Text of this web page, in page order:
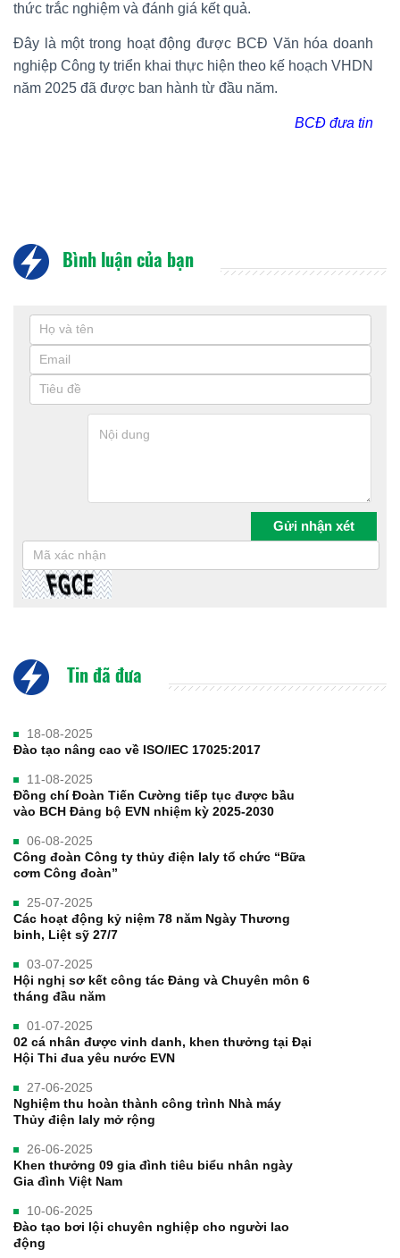
thức trắc nghiệm và đánh giá kết quả.
Đây là một trong hoạt động được BCĐ Văn hóa doanh
nghiệp Công ty triển khai thực hiện theo kế hoạch VHDN
năm 2025 đã được ban hành từ đầu năm.
BCĐ đưa tin
Bình luận của bạn
Tin đã đưa
18-08-2025
Đào tạo nâng cao về ISO/IEC 17025:2017
11-08-2025
Đồng chí Đoàn Tiến Cường tiếp tục được bầu
vào BCH Đảng bộ EVN nhiệm kỳ 2025-2030
06-08-2025
Công đoàn Công ty thủy điện Ialy tổ chức “Bữa
cơm Công đoàn”
25-07-2025
Các hoạt động kỷ niệm 78 năm Ngày Thương
binh, Liệt sỹ 27/7
03-07-2025
Hội nghị sơ kết công tác Đảng và Chuyên môn 6
tháng đầu năm
01-07-2025
02 cá nhân được vinh danh, khen thưởng tại Đại
Hội Thi đua yêu nước EVN
27-06-2025
Nghiệm thu hoàn thành công trình Nhà máy
Thủy điện Ialy mở rộng
26-06-2025
Khen thưởng 09 gia đình tiêu biểu nhân ngày
Gia đình Việt Nam
10-06-2025
Đào tạo bơi lội chuyên nghiệp cho người lao
động